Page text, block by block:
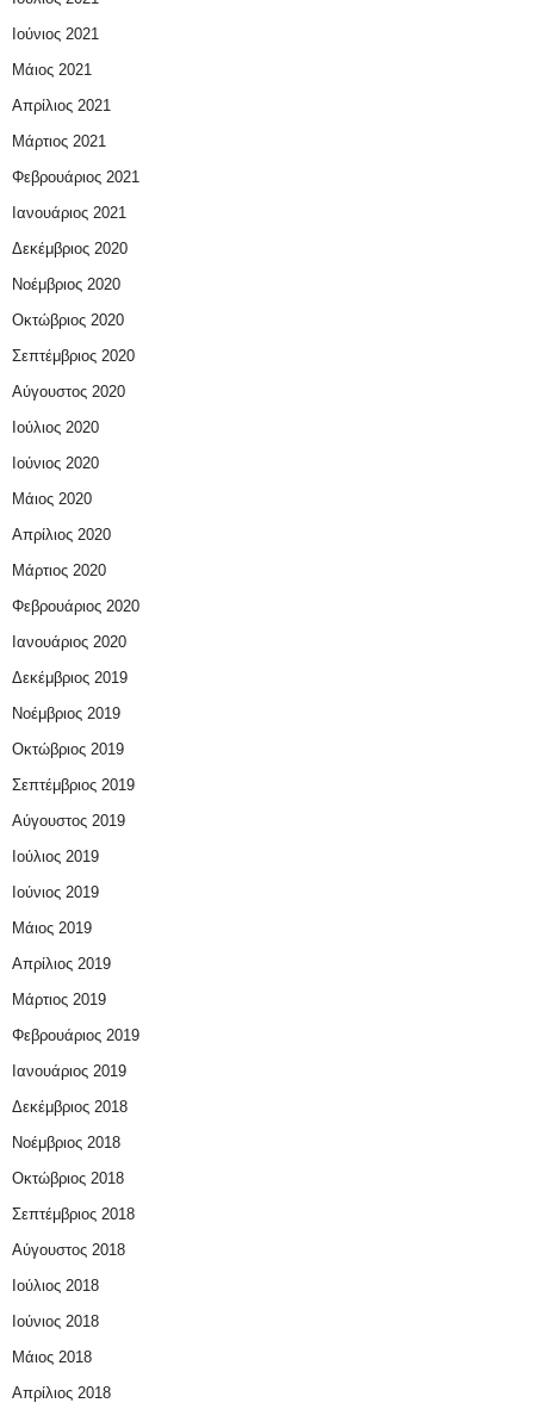
Ιούνιος 2021
Μάιος 2021
Απρίλιος 2021
Μάρτιος 2021
Φεβρουάριος 2021
Ιανουάριος 2021
Δεκέμβριος 2020
Νοέμβριος 2020
Οκτώβριος 2020
Σεπτέμβριος 2020
Αύγουστος 2020
Ιούλιος 2020
Ιούνιος 2020
Μάιος 2020
Απρίλιος 2020
Μάρτιος 2020
Φεβρουάριος 2020
Ιανουάριος 2020
Δεκέμβριος 2019
Νοέμβριος 2019
Οκτώβριος 2019
Σεπτέμβριος 2019
Αύγουστος 2019
Ιούλιος 2019
Ιούνιος 2019
Μάιος 2019
Απρίλιος 2019
Μάρτιος 2019
Φεβρουάριος 2019
Ιανουάριος 2019
Δεκέμβριος 2018
Νοέμβριος 2018
Οκτώβριος 2018
Σεπτέμβριος 2018
Αύγουστος 2018
Ιούλιος 2018
Ιούνιος 2018
Μάιος 2018
Απρίλιος 2018